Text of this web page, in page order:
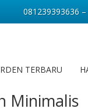
TERBARU
Minimalis
081239393636